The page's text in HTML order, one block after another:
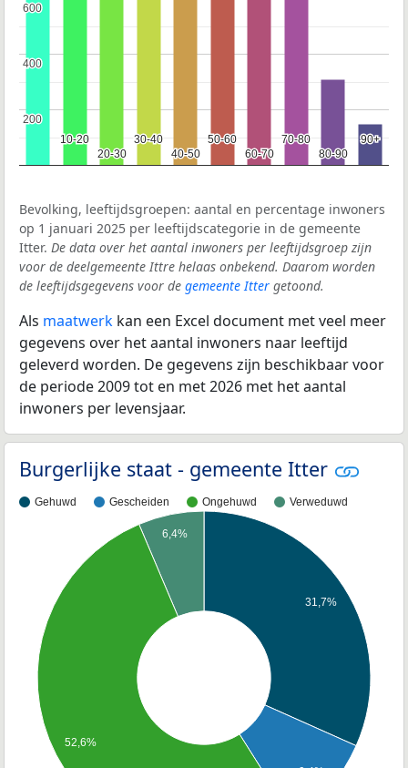
10-20
10-20
20-30
20-30
30-40
30-40
40-50
40-50
50-60
50-60
60-70
60-70
70-80
70-80
80-90
80-90
90+
90+
200
200
400
400
600
600
Bevolking, leeftijdsgroepen: aantal en percentage inwoners
op 1 januari 2025 per leeftijdscategorie in de gemeente
Itter. De data over het aantal inwoners per leeftijdsgroep zijn
voor de deelgemeente Ittre helaas onbekend. Daarom worden
de leeftijdsgegevens voor de gemeente Itter getoond.
Als maatwerk kan een Excel document met veel meer
gegevens over het aantal inwoners naar leeftijd
geleverd worden. De gegevens zijn beschikbaar voor
de periode 2009 tot en met 2026 met het aantal
inwoners per levensjaar.
Burgerlijke staat - gemeente Itter
Gehuwd Gescheiden Ongehuwd Verweduwd
31,7%
6,4%
52,6%